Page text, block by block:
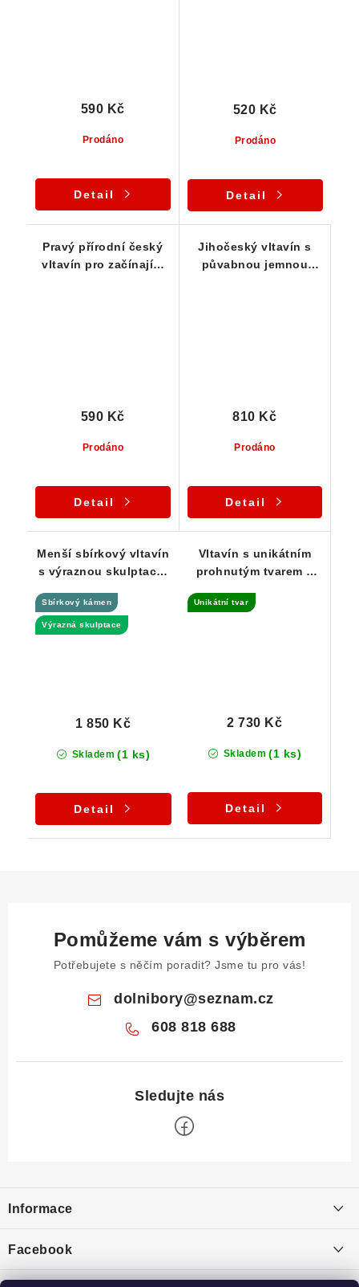
Prodáno
590 Kč
Detail
Prodáno
520 Kč
Detail
Pravý přírodní český
vltavín pro začínající
Prodáno
590 Kč
Detail
Jihočeský vltavín s
půvabnou jemnou
Prodáno
810 Kč
Detail
Menší sbírkový vltavín
s výraznou skulptací -
Sbírkový kámen
Výrazná skulptace
Skladem (1 ks)
1 850 Kč
Detail
Vltavín s unikátním
prohnutým tvarem a
2,18 g
Unikátní tvar
Skladem (1 ks)
2 730 Kč
Detail
Pomůžeme vám s výběrem
Potřebujete s něčím poradit? Jsme tu pro vás!
dolnibory@seznam.cz
608 818 688
p
a
Informace
Puncovní značky
Facebook